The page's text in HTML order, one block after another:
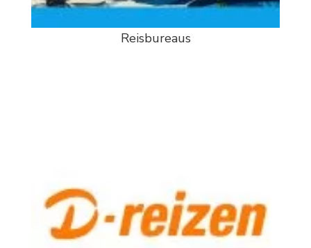
Reisbureaus